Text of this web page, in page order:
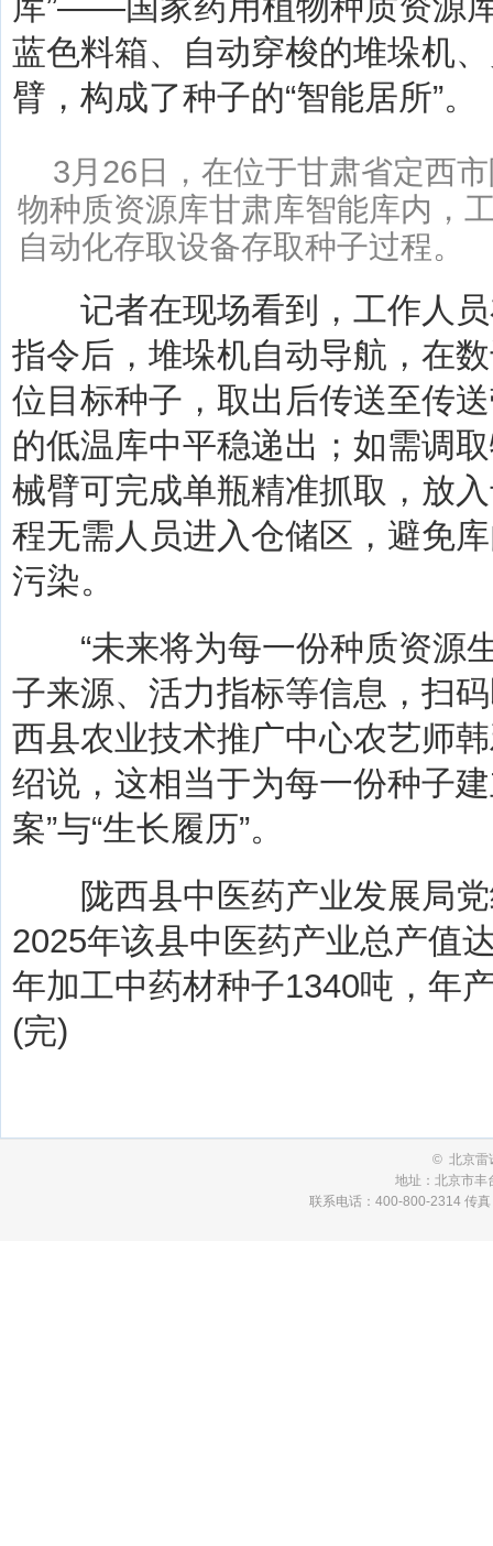
蓝色料箱、自动穿梭的堆垛机
臂，构成了种子的“智能居所”。
3月26日，在位于甘肃省定西
物种质资源库甘肃库智能库内，
自动化存取设备存取种子过程。
记者在现场看到，工作人员
指令后，堆垛机自动导航，在
位目标种子，取出后传送至传
的低温库中平稳递出；如需调
械臂可完成单瓶精准抓取，放
程无需人员进入仓储区，避免
污染。
“未来将为每一份种质资源
子来源、活力指标等信息，扫
西县农业技术推广中心农艺师
绍说，这相当于为每一份种子
案”与“生长履历”。
陇西县中医药产业发展局党
2025年该县中医药产业总产值
年加工中药材种子1340吨，年
(完)
© 北京雷
地址：北京市丰
联系电话：400-800-2314 传